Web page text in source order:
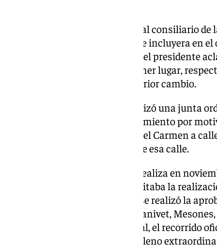
Respecto al escrito presentado al consiliario de
hermandades solicitando que se incluyera en
aprobación de la carrera oficial, el presidente
este pleno de ese punto. En primer lugar,
sobre cómo se realizó en el anterior cambio.
El 20 de Octubre de 2010 se realizó una junta
Gobierno, instada por el Ayuntamiento por
cambio de Calle Navas y Plaza del Carmen a
de acuerdo o no con el cambio de esa calle.
El pleno extraordinario que se realiza en
concesión de la empresa que licitaba la
de 2011, en un pleno ordinario, se realizó la
las Estaciones de Penitencia: Ganivet,
Pasiegas y Santa Iglesia Catedral, el recorrido
aprobó la carrera oficial en un pleno